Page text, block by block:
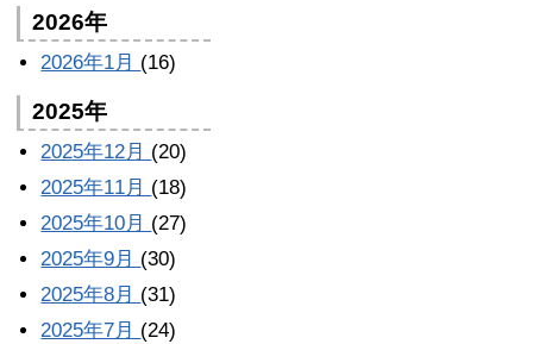
2026年
2026年1月 (16)
2025年
2025年12月 (20)
2025年11月 (18)
2025年10月 (27)
2025年9月 (30)
2025年8月 (31)
2025年7月 (24)